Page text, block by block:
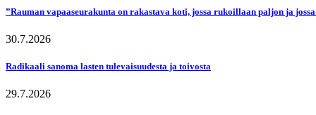
”Rauman vapaaseurakunta on rakastava koti, jossa rukoillaan paljon ja
30.7.2026
Radikaali sanoma lasten tulevaisuudesta ja toivosta
29.7.2026